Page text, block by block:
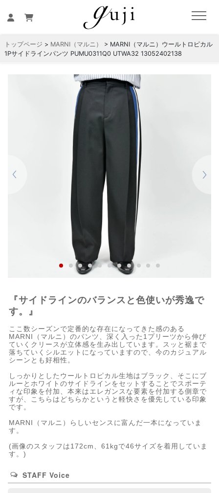
トップページ > MARNI（マルニ）
> MARNI（マルニ）ウールトロピカル
1Pサイドラインパンツ PUMU0311Q0 UTWA32 13052402138
『サイドラインのバランスと色使いが秀逸で
す。』
ここ数シーズンで定番的な存在になってきた感のある
MARNI（マルニ）のパンツ、深く入った1プリーツから伸び
ていくクリースが立体感を生み出しています。スッと裾まで
落ちていくシルエットになっていますので、今のカジュアル
シーンとも好相性。
しっかりとしたウールトロピカル生地はブラック、そこにブ
ルーとホワイトのサイドラインをセットすることでスポーテ
ィな印象を付加、本来はエレガンスな要素を付加する側章で
すが、こちらはどちらかというと軽快さを優先している印象
です。
MARNI（マルニ）らしいセンスに富んだ一本になっていま
す。
(画像のスタッフは172cm、61kgで46サイズを着用していま
す。)
STAFF Voice